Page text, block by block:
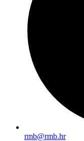
rmb@rmb.hr